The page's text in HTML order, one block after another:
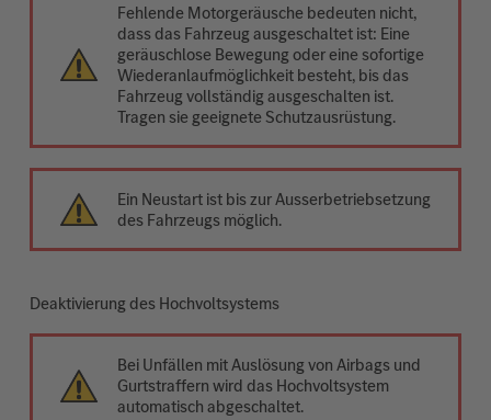
Fehlende Motorgeräusche bedeuten nicht,
dass das Fahrzeug ausgeschaltet ist: Eine
geräuschlose Bewegung oder eine sofortige
Wiederanlaufmöglichkeit besteht, bis das
Fahrzeug vollständig ausgeschalten ist.
Tragen sie geeignete Schutzausrüstung.
Ein Neustart ist bis zur Ausserbetriebsetzung
des Fahrzeugs möglich.
Deaktivierung des Hochvoltsystems
Bei Unfällen mit Auslösung von Airbags und
Gurtstraffern wird das Hochvoltsystem
automatisch abgeschaltet.